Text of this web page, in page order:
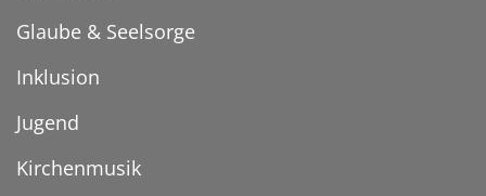
Glaube & Seelsorge
Inklusion
Jugend
Kirchenmusik